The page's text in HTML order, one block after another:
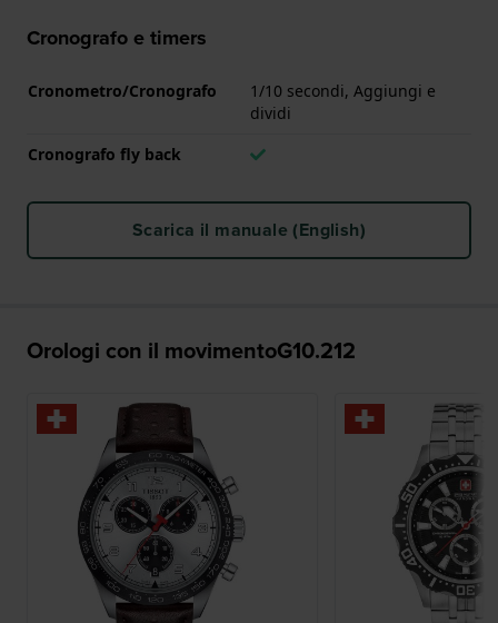
Cronografo e timers
Cronometro/Cronografo
1/10 secondi, Aggiungi e
dividi
Cronografo fly back
Scarica il manuale (English)
Orologi con il movimentoG10.212